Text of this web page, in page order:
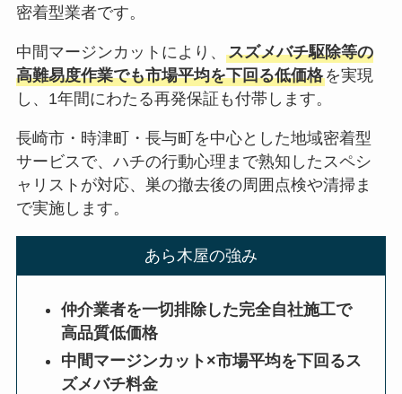
密着型業者です。
中間マージンカットにより、 スズメバチ駆除等の
高難易度作業でも市場平均を下回る低価格を実現
し、1年間にわたる再発保証も付帯します。
長崎市・時津町・長与町を中心とした地域密着型
サービスで、ハチの行動心理まで熟知したスペシ
ャリストが対応、巣の撤去後の周囲点検や清掃ま
で実施します。
あら木屋の強み
仲介業者を一切排除した完全自社施工で
高品質低価格
中間マージンカット×市場平均を下回るス
ズメバチ料金